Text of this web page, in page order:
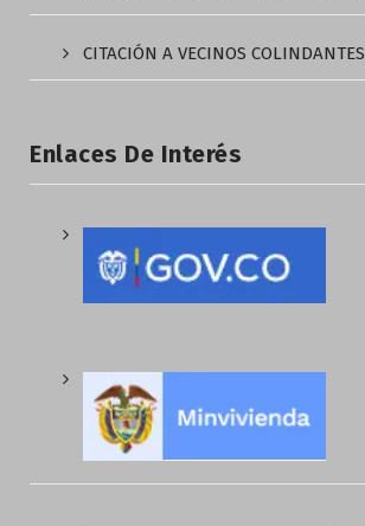
CITACIÓN A VECINOS COLINDANTES
Enlaces De Interés